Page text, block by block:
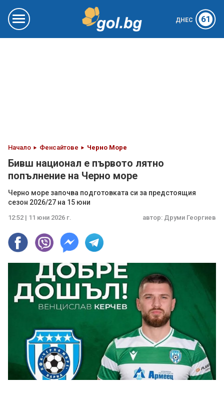
ДНЕС 61
Начало Фенсайтове Черно Море
Бивш национал е първото лятно
попълнение на Черно море
Черно море започва подготовката си за предстоящия
сезон 2026/27 на 15 юни
12:52 | 11 юни 2026 г. автор: Друми Георгиев